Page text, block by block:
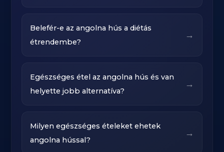
Belefér-e az angolna hús a diétás
étrendembe?
→
Egészséges étel az angolna hús és van
helyette jobb alternatíva?
→
Milyen egészséges ételeket ehetek
angolna hússal?
→